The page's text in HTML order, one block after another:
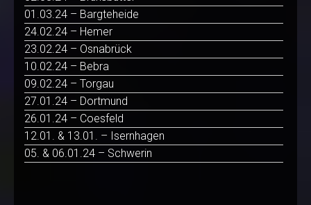
01.03.24 – Bargteheide
24.02.24 – Hemer
23.02.24 – Osnabrück
10.02.24 – Bebra
09.02.24 – Torgau
27.01.24 – Dortmund
26.01.24 – Coesfeld
12.01. & 13.01. – Isernhagen
05. & 06.01.24 – Schwerin